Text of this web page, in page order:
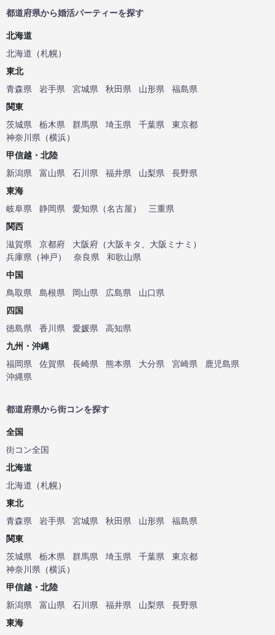
都道府県から婚活パーティーを探す
北海道
北海道 （札幌）
東北
青森県
岩手県 宮城県 秋田県 山形県
福島県
関東
茨城県
栃木県 群馬県 埼玉県 千葉県
東京都
神奈川県 （横浜）
甲信越・北陸
新潟県
富山県 石川県 福井県 山梨県
長野県
東海
岐阜県
静岡県 愛知県 （名古屋）
三重県
関西
滋賀県
京都府 大阪府 （大阪キタ 大阪ミナミ ）
兵庫県 （神戸） 奈良県
和歌山県
中国
鳥取県
島根県 岡山県 広島県
山口県
四国
徳島県
香川県 愛媛県
高知県
九州・沖縄
福岡県
佐賀県 長崎県 熊本県 大分県 宮崎県
鹿児島県
沖縄県
都道府県から街コンを探す
全国
街コン全国
北海道
北海道 （札幌）
東北
青森県
岩手県 宮城県 秋田県 山形県
福島県
関東
茨城県
栃木県 群馬県 埼玉県 千葉県
東京都
神奈川県 （横浜）
甲信越・北陸
新潟県
富山県 石川県 福井県 山梨県
長野県
東海